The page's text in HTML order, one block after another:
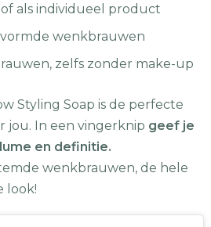
of als individueel product
wenkbrauwen
zelfs zonder make-up
Styling Soap is de perfecte
jou. In een vingerknip geef je
en definitie.
wenkbrauwen, de hele
look!